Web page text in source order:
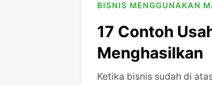
BISNIS MENGGUNAKAN
17 Contoh
Menghasilkan
Ketika bisnis sudah di